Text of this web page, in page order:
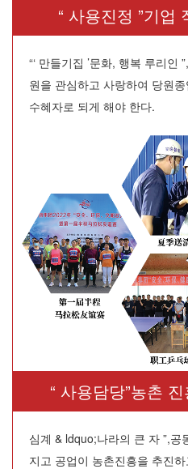
“ 사용진정 ”기업
“‘ 만들기집 ’문화, 행복 루리인
원을 관심하고 사랑하여 당원
수혜자로 되게 해야 한다.
“ 사용담당”농촌
심계 & ldquo;나라의 큰 자 ”,공
지고 공업이 농촌진흥을 추진